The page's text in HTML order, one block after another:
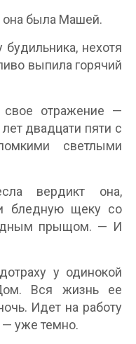
она была Машей.
нехотя
выпила горячий
свое отражение —
двадцати пяти с
светлыми
вердикт она,
бледную щеку со
прыщом. — И
у одинокой
Вся жизнь ее
Идет на работу
уже темно.